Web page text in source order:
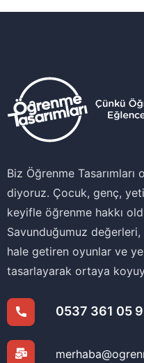
Biz Öğrenme Tasarımları
diyoruz. Çocuk, genç,
keyifle öğrenme hakkı
Savunduğumuz
hale getiren oyunlar ve
tasarlayarak ortaya
0537 361 05